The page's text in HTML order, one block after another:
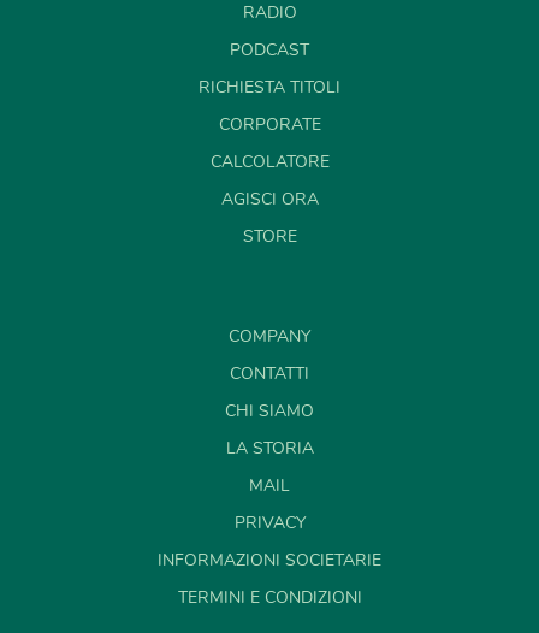
RADIO
PODCAST
RICHIESTA TITOLI
CORPORATE
CALCOLATORE
AGISCI ORA
STORE
COMPANY
CONTATTI
CHI SIAMO
LA STORIA
MAIL
PRIVACY
INFORMAZIONI SOCIETARIE
TERMINI E CONDIZIONI